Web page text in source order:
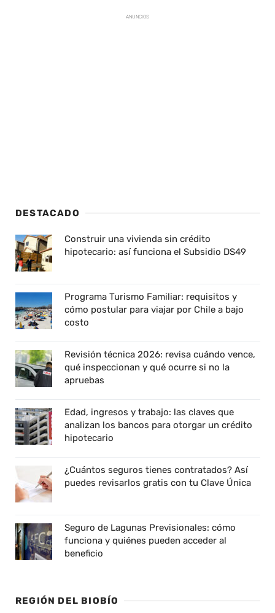
ANUNCIOS
DESTACADO
Construir una vivienda sin crédito
hipotecario: así funciona el Subsidio DS49
Programa Turismo Familiar: requisitos y
cómo postular para viajar por Chile a bajo
costo
Revisión técnica 2026: revisa cuándo vence,
qué inspeccionan y qué ocurre si no la
apruebas
Edad, ingresos y trabajo: las claves que
analizan los bancos para otorgar un crédito
hipotecario
¿Cuántos seguros tienes contratados? Así
puedes revisarlos gratis con tu Clave Única
Seguro de Lagunas Previsionales: cómo
funciona y quiénes pueden acceder al
beneficio
REGIÓN DEL BIOBÍO